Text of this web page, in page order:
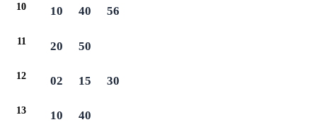
10 10 40 56
11 20 50
12 02 15 30
13 10 40